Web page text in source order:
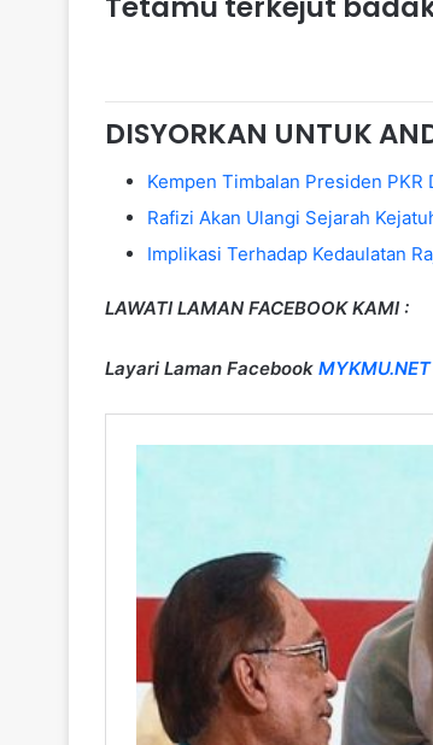
DISYORKAN UNTUK
Kempen Timbalan Presiden PKR
Rafizi Akan Ulangi Sejarah
Implikasi Terhadap Kedaulatan
LAWATI LAMAN FACEBOOK KAMI :
Layari Laman Facebook MYKMU.NET